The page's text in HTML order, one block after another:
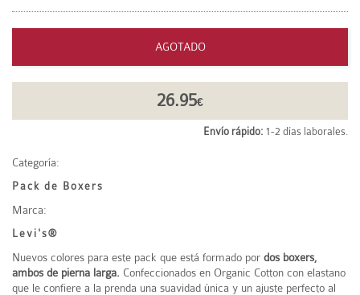
AGOTADO
26.95€
Envío rápido: 1-2 días laborales.
Categoría:
Pack de Boxers
Marca:
Levi's®
Nuevos colores para este pack que está formado por dos boxers,
ambos de pierna larga. Confeccionados en Organic Cotton con elastano
que le confiere a la prenda una suavidad única y un ajuste perfecto al